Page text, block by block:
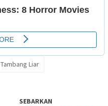
Tambang Liar
SEBARKAN